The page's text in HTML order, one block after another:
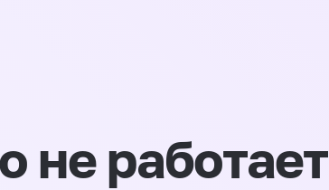
не работает